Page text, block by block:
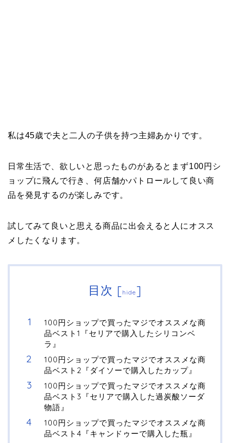
私は45歳で夫と二人の子供を持つ主婦あかりです。
日常生活で、欲しいと思ったものがあるとまず100円シ
ョップに飛んで行き、何店舗かパトロールして良い商
品を発見するのが楽しみです。
試してみて良いと思える商品に出会えると人にオスス
メしたくなります。
目次 [hide]
100円ショップで買ったマジでオススメな商
品ベスト1『セリアで購入したシリコンベ
ラ』
100円ショップで買ったマジでオススメな商
品ベスト2『ダイソーで購入したカップ』
100円ショップで買ったマジでオススメな商
品ベスト3『セリアで購入した過炭酸ソーダ
物語』
100円ショップで買ったマジでオススメな商
品ベスト4『キャンドゥーで購入した瓶』